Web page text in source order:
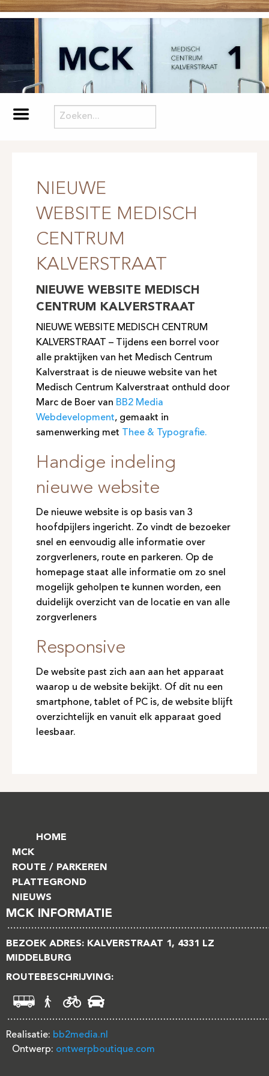
NIEUWE
WEBSITE MEDISCH
CENTRUM
KALVERSTRAAT
NIEUWE WEBSITE MEDISCH
CENTRUM KALVERSTRAAT
NIEUWE WEBSITE MEDISCH CENTRUM
KALVERSTRAAT – Tijdens een borrel voor
alle praktijken van het Medisch Centrum
Kalverstraat is de nieuwe website van het
Medisch Centrum Kalverstraat onthuld door
Marc de Boer van BB2 Media
Webdevelopment, gemaakt in
samenwerking met Thee & Typografie.
Handige indeling
nieuwe website
De nieuwe website is op basis van 3
hoofdpijlers ingericht. Zo vindt de bezoeker
snel en eenvoudig alle informatie over
zorgverleners, route en parkeren. Op de
homepage staat alle informatie om zo snel
mogelijk geholpen te kunnen worden, een
duidelijk overzicht van de locatie en van alle
zorgverleners
Responsive
De website past zich aan aan het apparaat
waarop u de website bekijkt. Of dit nu een
smartphone, tablet of PC is, de website blijft
overzichtelijk en vanuit elk apparaat goed
leesbaar.
HOME
MCK
ROUTE / PARKEREN
PLATTEGROND
NIEUWS
MCK INFORMATIE
BEZOEK ADRES: KALVERSTRAAT 1, 4331 LZ
MIDDELBURG
ROUTEBESCHRIJVING:
Realisatie: bb2media.nl
Ontwerp: ontwerpboutique.com